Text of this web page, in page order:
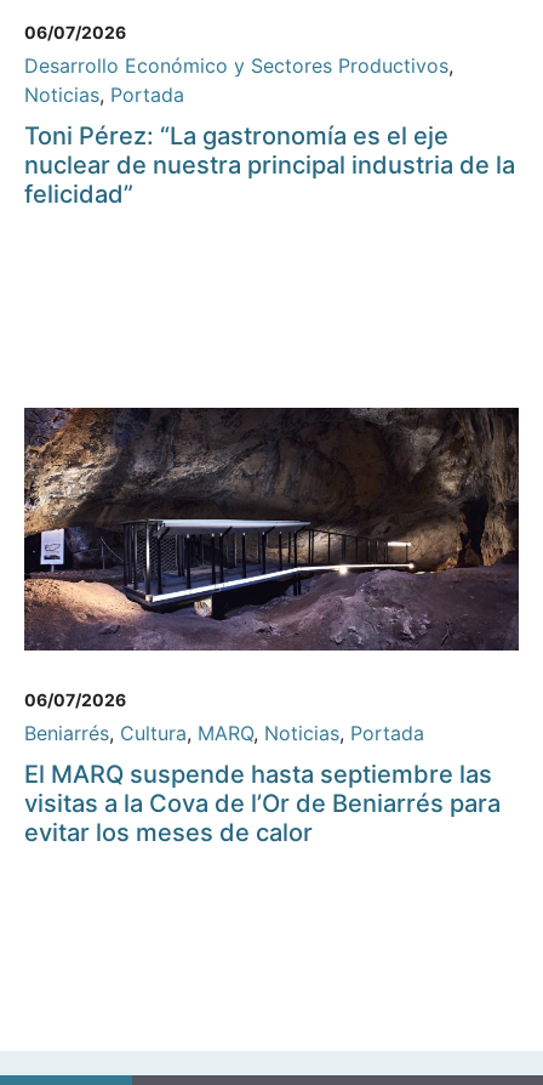
06/07/2026
Desarrollo Económico y Sectores Productivos,
Noticias, Portada
Toni Pérez: “La gastronomía es el eje
nuclear de nuestra principal industria de la
felicidad”
06/07/2026
Beniarrés, Cultura, MARQ, Noticias, Portada
El MARQ suspende hasta septiembre las
visitas a la Cova de l’Or de Beniarrés para
evitar los meses de calor